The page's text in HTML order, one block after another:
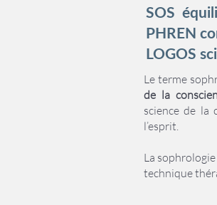
Le terme
de la
science de la
l’esprit.
La
technique
SOS
PHREN
LOGOS